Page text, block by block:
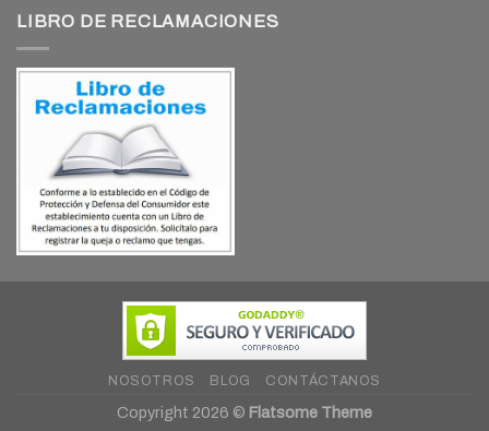
LIBRO DE RECLAMACIONES
NOSOTROS BLOG CONTÁCTANOS
Copyright 2026 © Flatsome Theme